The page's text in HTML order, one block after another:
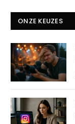
ONZE KEUZES